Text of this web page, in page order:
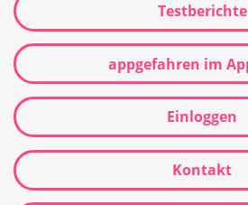
Testberichte
appgefahren im
Einloggen
Kontakt